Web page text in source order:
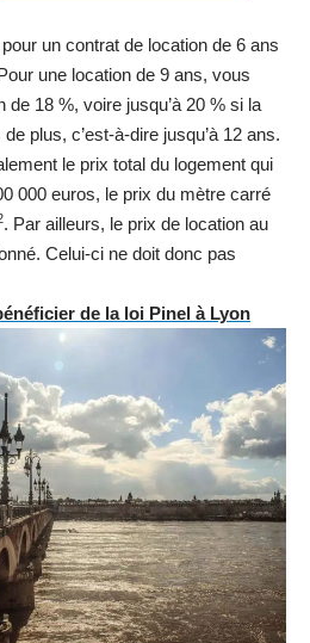
un contrat de location de 6 ans
une location de 9 ans, vous
18 %, voire jusqu’à 20 % si la
plus, c’est-à-dire jusqu’à 12 ans.
le prix total du logement qui
000 euros, le prix du mètre carré
. Par ailleurs, le prix de location au
Celui-ci ne doit donc pas
de la loi Pinel à Lyon